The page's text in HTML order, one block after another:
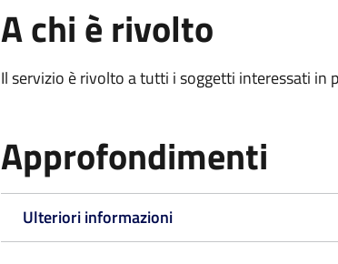
A chi è rivolto
Il servizio è rivolto a tutti i soggetti interessati in
Approfondimenti
Ulteriori informazioni